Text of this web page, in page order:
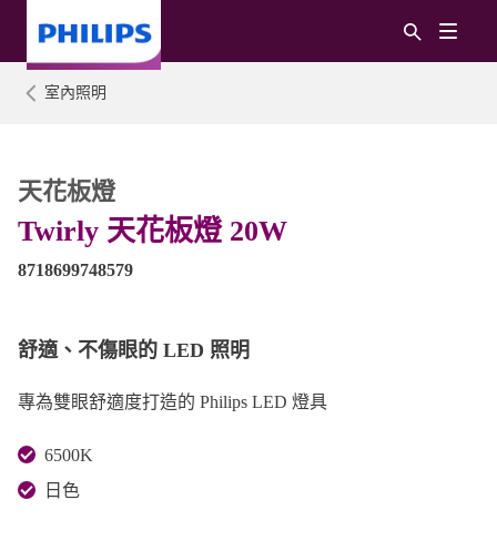
室內照明
Twirly 天花板燈 20W
天花板燈
8718699748579
舒適、不傷眼的 LED 照明
專為雙眼舒適度打造的 Philips LED 燈具
6500K
日色